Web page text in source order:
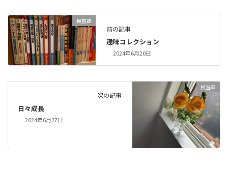
検査課
前の記事
趣味コレクション
2024年6月20日
検査課
次の記事
日々成長
2024年6月27日